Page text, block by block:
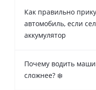
Как правильно
автомобиль, если сел
аккумулятор
Почему водить
сложнее? ❄️